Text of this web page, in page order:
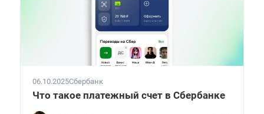
06.10.2025Сбербанк
Что такое платежный счет в Сбербанке